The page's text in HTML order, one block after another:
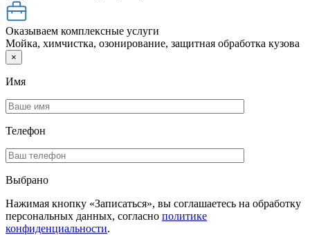
Оказываем комплексные услуги
Мойка, химчистка, озонирование, защитная обработка кузова
×
Имя
Телефон
Выбрано
Нажимая кнопку «Записаться», вы соглашаетесь на обработку
персональных данных, согласно политике
конфиденциальности.